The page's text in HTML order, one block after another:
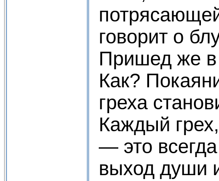
говорит о
Пришед же в
Как?
греха
Каждый
— это
выход души